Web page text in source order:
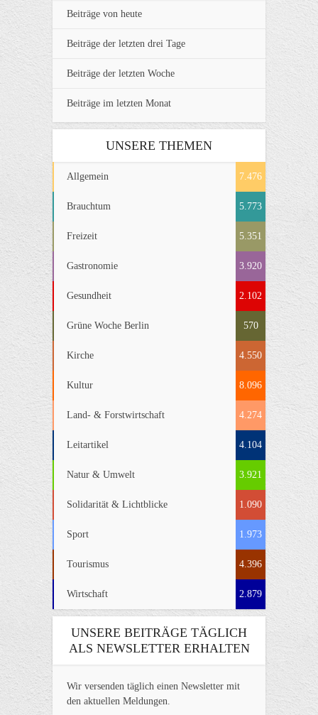
Beiträge von heute
Beiträge der letzten drei Tage
Beiträge der letzten Woche
Beiträge im letzten Monat
UNSERE THEMEN
Allgemein 7.476
Brauchtum 5.773
Freizeit 5.351
Gastronomie 3.920
Gesundheit 2.102
Grüne Woche Berlin 570
Kirche 4.550
Kultur 8.096
Land- & Forstwirtschaft 4.274
Leitartikel 4.104
Natur & Umwelt 3.921
Solidarität & Lichtblicke 1.090
Sport 1.973
Tourismus 4.396
Wirtschaft 2.879
UNSERE BEITRÄGE TÄGLICH
ALS NEWSLETTER ERHALTEN
Wir versenden täglich einen Newsletter mit
den aktuellen Meldungen.